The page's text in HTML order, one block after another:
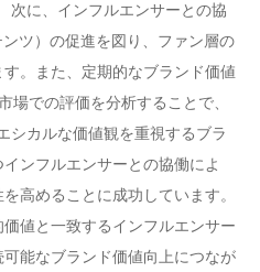
次に、インフルエンサーとの協
ツ）の促進を図り、ファン層の
。また、定期的なブランド価値
場での評価を分析することで、
シカルな価値観を重視するブラ
ンフルエンサーとの協働によ
高めることに成功しています。
値と一致するインフルエンサー
能なブランド価値向上につなが